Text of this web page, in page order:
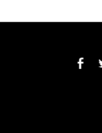
b